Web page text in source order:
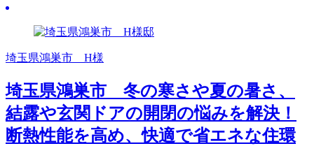
埼玉県鴻巣市 H様
埼玉県鴻巣市 冬の寒さや夏の暑さ、
結露や玄関ドアの開閉の悩みを解決！
断熱性能を高め、快適で省エネな住環